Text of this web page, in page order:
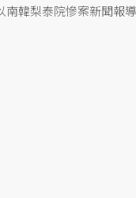
韓梨泰院慘案新聞報